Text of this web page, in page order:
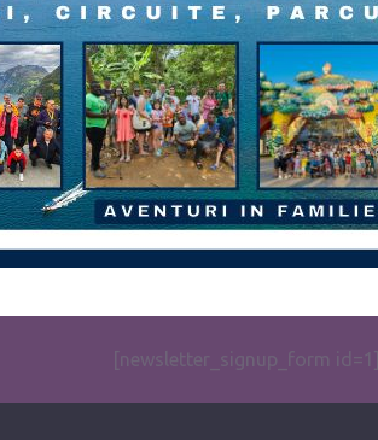
[newsletter_signup_form id=1]